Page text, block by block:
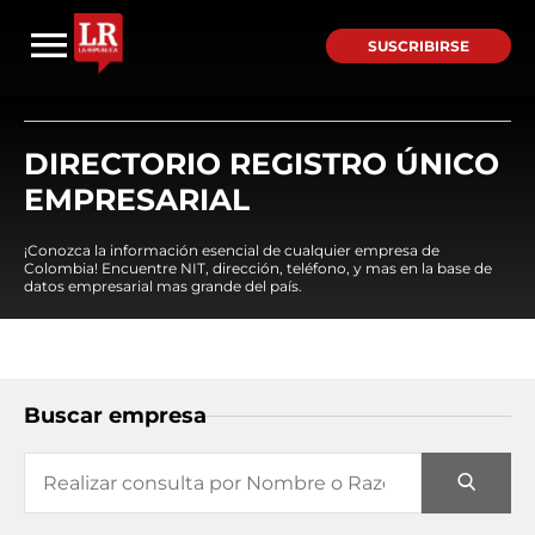
SUSCRIBIRSE
DIRECTORIO REGISTRO ÚNICO
EMPRESARIAL
¡Conozca la información esencial de cualquier empresa de
Colombia! Encuentre NIT, dirección, teléfono, y mas en la base de
datos empresarial mas grande del país.
Buscar empresa